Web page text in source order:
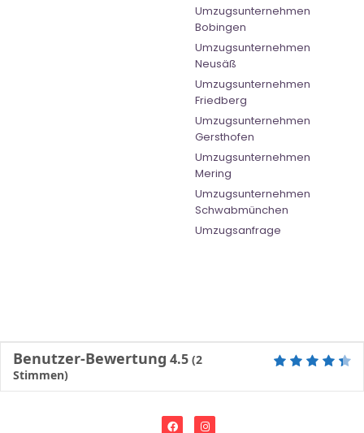
Umzugsunternehmen
Bobingen
Umzugsunternehmen
Neusäß
Umzugsunternehmen
Friedberg
Umzugsunternehmen
Gersthofen
Umzugsunternehmen
Mering
Umzugsunternehmen
Schwabmünchen
Umzugsanfrage
Benutzer-Bewertung 4.5 (2
Stimmen)